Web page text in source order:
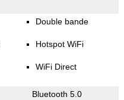
Double bande
Hotspot WiFi
WiFi Direct
Bluetooth 5.0